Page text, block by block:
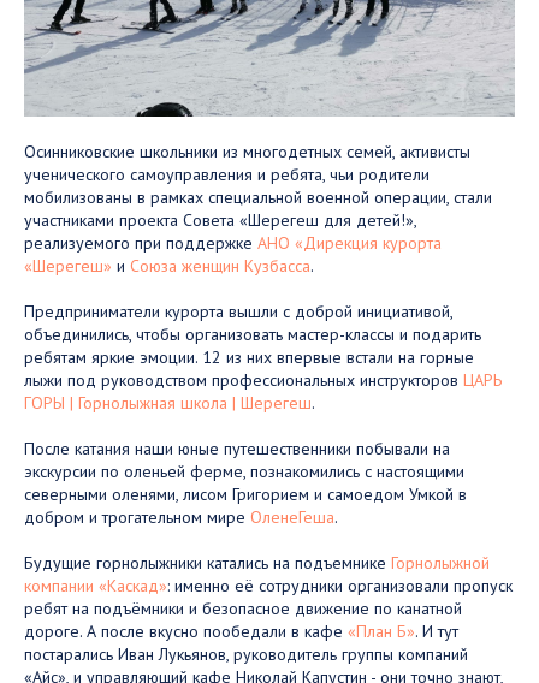
Осинниковские школьники из многодетных семей, активисты
ученического самоуправления и ребята, чьи родители
мобилизованы в рамках специальной военной операции, стали
участниками проекта Совета «Шерегеш для детей!»,
реализуемого при поддержке АНО «Дирекция курорта
«Шерегеш» и Союза женщин Кузбасса.
Предприниматели курорта вышли с доброй инициативой,
объединились, чтобы организовать мастер-классы и подарить
ребятам яркие эмоции. 12 из них впервые встали на горные
лыжи под руководством профессиональных инструкторов ЦАРЬ
ГОРЫ | Горнолыжная школа | Шерегеш.
После катания наши юные путешественники побывали на
экскурсии по оленьей ферме, познакомились с настоящими
северными оленями, лисом Григорием и самоедом Умкой в
добром и трогательном мире ОленеГеша.
Будущие горнолыжники катались на подъемнике Горнолыжной
компании «Каскад»: именно её сотрудники организовали пропуск
ребят на подъёмники и безопасное движение по канатной
дороге. А после вкусно пообедали в кафе «План Б». И тут
постарались Иван Лукьянов, руководитель группы компаний
«Айс», и управляющий кафе Николай Капустин - они точно знают,